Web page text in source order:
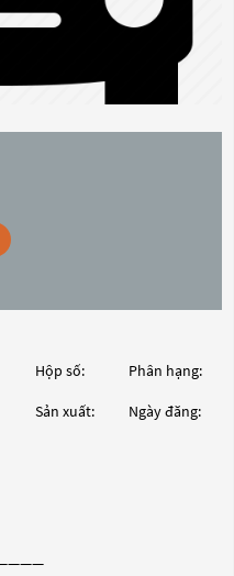
Hộp số: Phân hạng:
Sản xuất: Ngày đăng: